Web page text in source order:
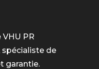
VHU PR
spécialiste de
garantie.